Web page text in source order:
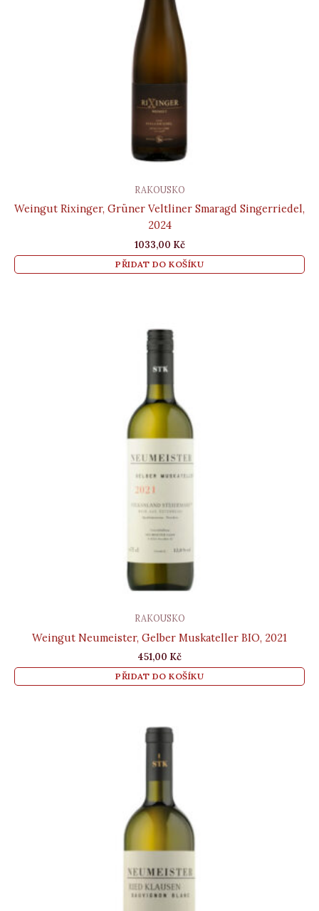
RAKOUSKO
Weingut Rixinger, Grüner Veltliner Smaragd Singerriedel,
2024
1033,00 Kč
PŘIDAT DO KOŠÍKU
RAKOUSKO
Weingut Neumeister, Gelber Muskateller BIO, 2021
451,00 Kč
PŘIDAT DO KOŠÍKU